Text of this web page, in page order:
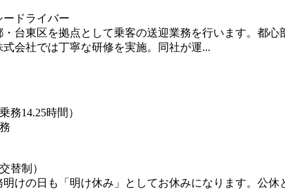
ドライバー
台東区を拠点として乗客の送迎業務を行います。都
式会社では丁寧な研修を実施。同社が運...
務14.25時間）
替制）
けの日も「明け休み」としてお休みになります。公休